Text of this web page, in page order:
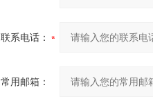
联系电话：
常用邮箱：